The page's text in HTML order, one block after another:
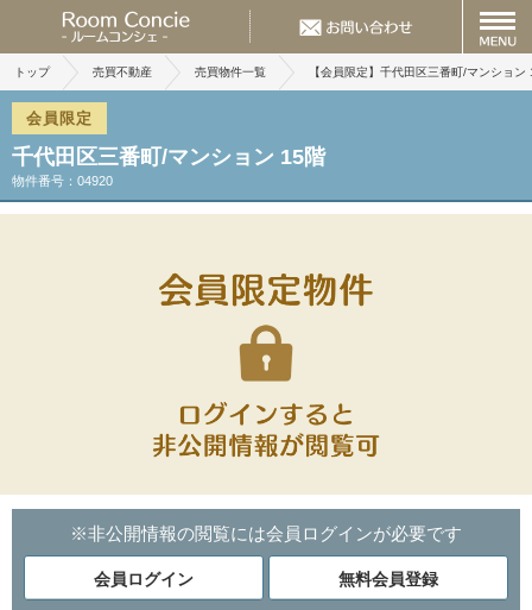
トップ 売買不動産 売買物件一覧 【会員限定】千代田区三番町/マンション
会員限定
千代田区三番町/マンション 15階
物件番号：04920
※非公開情報の閲覧には会員ログインが必要です
会員ログイン 無料会員登録